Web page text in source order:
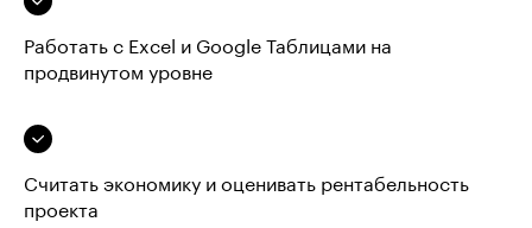
Работать с Excel и Google Таблицами на
продвинутом уровне
Считать экономику и оценивать рентабельность
проекта